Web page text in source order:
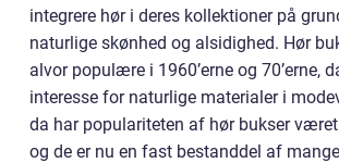
integrere hør i deres kollektioner på
naturlige skønhed og alsidighed. Hør
alvor populære i 1960’erne og 70’erne,
interesse for naturlige materialer i
da har populariteten af hør bukser
og de er nu en fast bestanddel af